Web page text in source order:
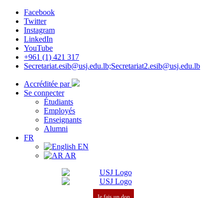
Facebook
Twitter
Instagram
LinkedIn
YouTube
+961 (1) 421 317
Secretariat.esib@usj.edu.lb;Secretariat2.esib@usj.edu.lb
Accréditée par
Se connecter
Étudiants
Employés
Enseignants
Alumni
FR
EN
AR